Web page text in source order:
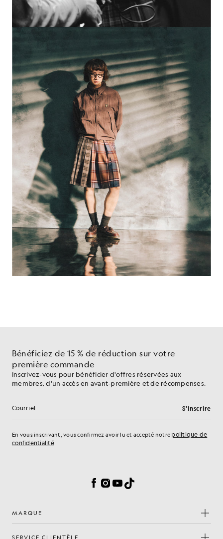
Bénéficiez de 15 % de réduction sur votre
première commande
Inscrivez-vous pour bénéficier d'offres réservées aux
membres, d'un accès en avant-première et de récompenses.
Adresse e-mail S'inscrire
En vous inscrivant, vous confirmez avoir lu et accepté notre politique de
confidentialité
Facebook
Instagram
YouTube
TikTok
MARQUE
SERVICE CLIENTÈLE